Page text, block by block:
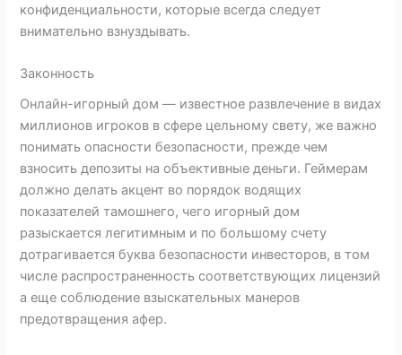
конфиденциальности, которые всегда следует
внимательно взнуздывать.
Законность
Онлайн-игорный дом — известное развлечение в видах
миллионов игроков в сфере цельному свету, же важно
понимать опасности безопасности, прежде чем
взносить депозиты на объективные деньги. Геймерам
должно делать акцент во порядок водящих
показателей тамошнего, чего игорный дом
разыскается легитимным и по большому счету
дотрагивается буква безопасности инвесторов, в том
числе распространенность соответствующих лицензий
а еще соблюдение взыскательных манеров
предотвращения афер.